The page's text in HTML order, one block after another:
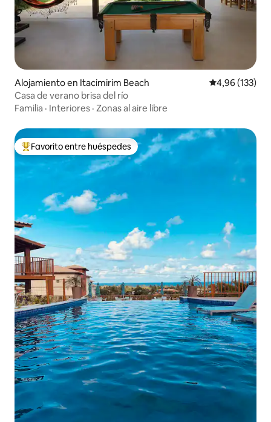
Alojamiento en Itacimirim Beach Calificación
4,96 (133)
Casa de verano brisa del río
Familia · Interiores · Zonas al aire libre
Favorito entre los huéspedes más destacados
Favorito entre huéspedes